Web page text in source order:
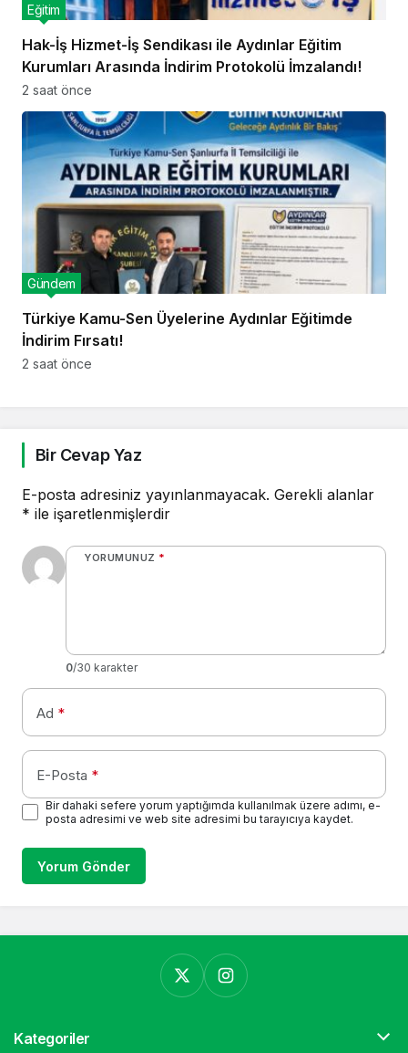
Hak-İş Hizmet-İş Sendikası ile Aydınlar Eğitim
Kurumları Arasında İndirim Protokolü İmzalandı!
Eğitim
2 saat önce
Türkiye Kamu-Sen Üyelerine Aydınlar Eğitimde
İndirim Fırsatı!
Gündem
2 saat önce
Bir Cevap Yaz
E-posta adresiniz yayınlanmayacak. Gerekli alanlar
* ile işaretlenmişlerdir
YORUMUNUZ *
0/30 karakter
Ad *
E-Posta *
Bir dahaki sefere yorum yaptığımda kullanılmak üzere adımı, e-
posta adresimi ve web site adresimi bu tarayıcıya kaydet.
Yorum Gönder
Kategoriler